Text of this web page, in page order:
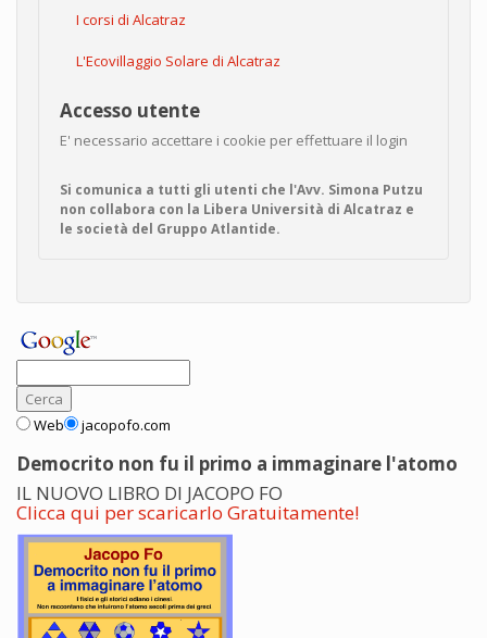
I corsi di Alcatraz
L'Ecovillaggio Solare di Alcatraz
Accesso utente
E' necessario accettare i cookie per effettuare il login
Si comunica a tutti gli utenti che l'Avv. Simona Putzu
non collabora con la Libera Università di Alcatraz e
le società del Gruppo Atlantide.
Web jacopofo.com
Democrito non fu il primo a immaginare l'atomo
IL NUOVO LIBRO DI JACOPO FO
Clicca qui per scaricarlo Gratuitamente!